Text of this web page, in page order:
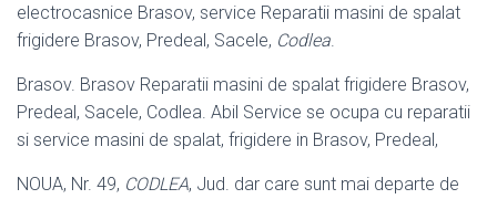
electrocasnice Brasov, service Reparatii masini de spalat
frigidere Brasov, Predeal, Sacele, Codlea
Brasov. Brasov Reparatii masini de spalat frigidere Brasov,
Predeal, Sacele, Codlea. Abil Service se ocupa cu reparatii
si service masini de spalat, frigidere in Brasov, Predeal,
NOUA, Nr. 49, CODLEA, Jud. dar care sunt mai departe de